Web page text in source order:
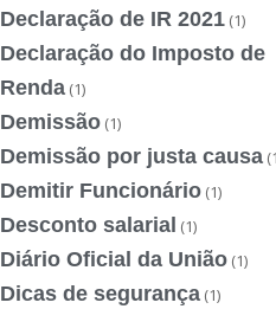
Declaração de IR 2021 (1)
Declaração do Imposto de
Renda (1)
Demissão (1)
Demissão por justa causa
Demitir Funcionário (1)
Desconto salarial (1)
Diário Oficial da União (1)
Dicas de segurança (1)